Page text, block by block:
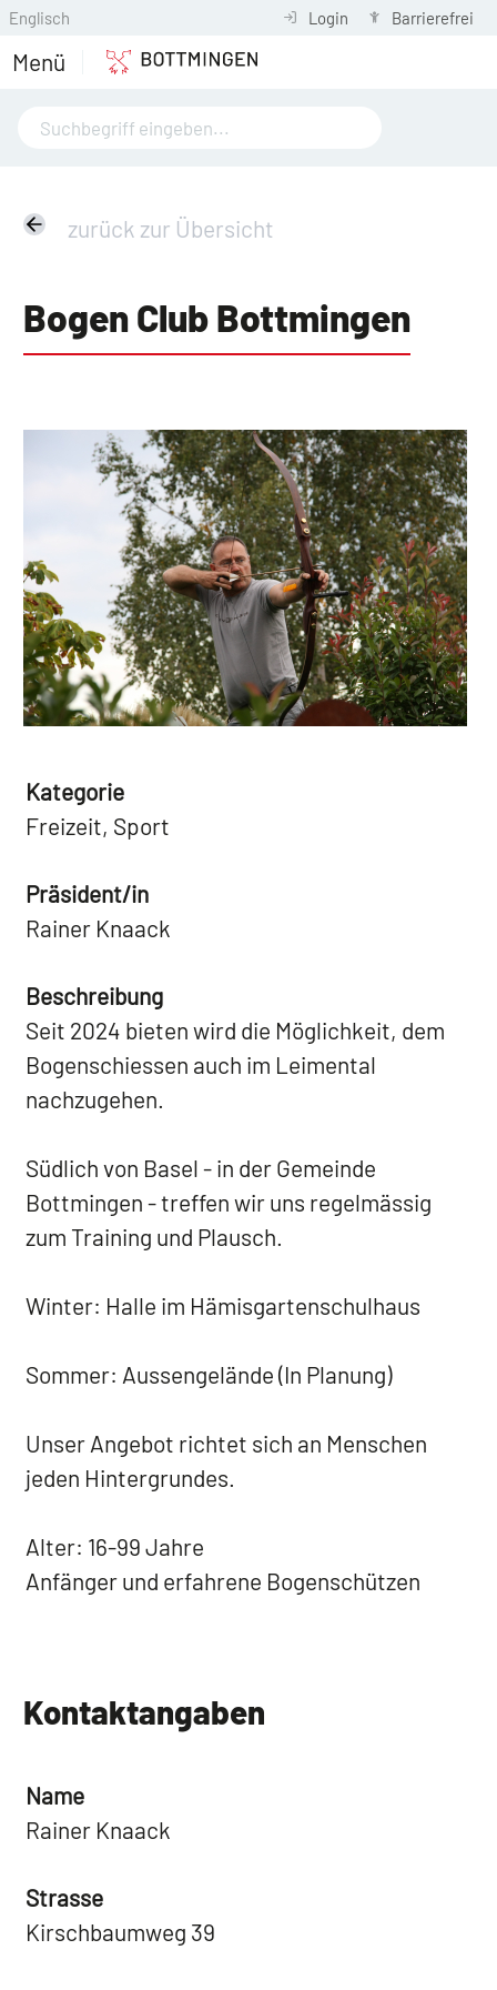
Englisch Login Barrierefrei
Menü
zurück zur Übersicht
Bogen Club Bottmingen
Kategorie
Freizeit, Sport
Präsident/in
Rainer Knaack
Beschreibung
Seit 2024 bieten wird die Möglichkeit, dem
Bogenschiessen auch im Leimental
nachzugehen.
Südlich von Basel - in der Gemeinde
Bottmingen - treffen wir uns regelmässig
zum Training und Plausch.
Winter: Halle im Hämisgartenschulhaus
Sommer: Aussengelände (In Planung)
Unser Angebot richtet sich an Menschen
jeden Hintergrundes.
Alter: 16-99 Jahre
Anfänger und erfahrene Bogenschützen
Kontaktangaben
Name
Rainer Knaack
Strasse
Kirschbaumweg 39